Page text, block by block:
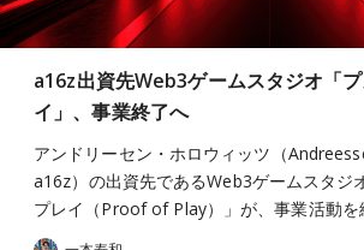
a16z出資先Web3ゲームスタジオ「
イ」、事業終了へ
アンドリーセン・ホロウィッツ（
a16z）の出資先であるWeb3ゲームスタジ
プレイ（Proof of Play）」が、事業活動